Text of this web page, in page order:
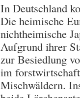
In Deutschland
Die heimische
nichtheimische
Aufgrund ihrer
zur Besiedlung
im
Mischwäldern.